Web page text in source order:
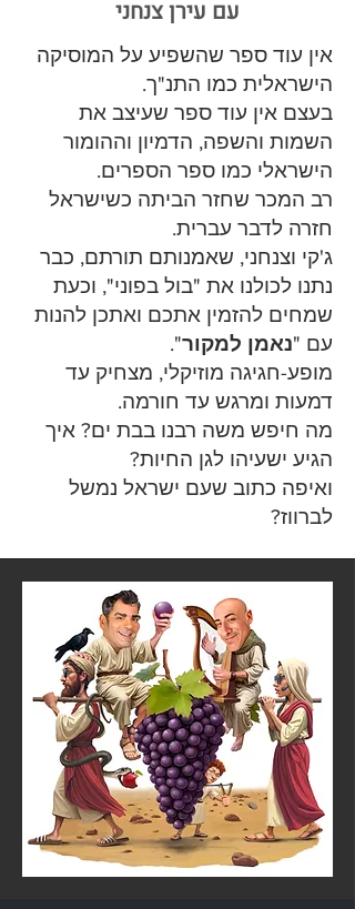
עם עירן צנחני
אין עוד ספר שהשפיע על המוסיקה
הישראלית כמו התנ"ך.
בעצם אין עוד ספר שעיצב את
השמות והשפה, הדמיון וההומור
הישראלי כמו ספר הספרים.
רב המכר שחזר הביתה כשישראל
חזרה לדבר עברית.
ג'קי וצנחני, שאמנותם תורתם, כבר
נתנו לכולנו את "בול בפוני", וכעת
שמחים להזמין אתכם ואתכן להנות
עם "נאמן למקור".
מופע-חגיגה מוזיקלי, מצחיק עד
דמעות ומרגש עד חורמה.
מה חיפש משה רבנו בבת ים? איך
הגיע ישעיהו לגן החיות?
ואיפה כתוב שעם ישראל נמשל
לברווז?